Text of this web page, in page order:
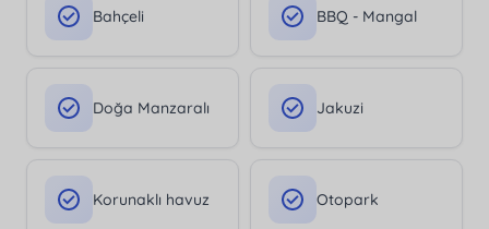
Bahçeli BBQ - Mangal
Doğa Manzaralı Jakuzi
Korunaklı havuz Otopark